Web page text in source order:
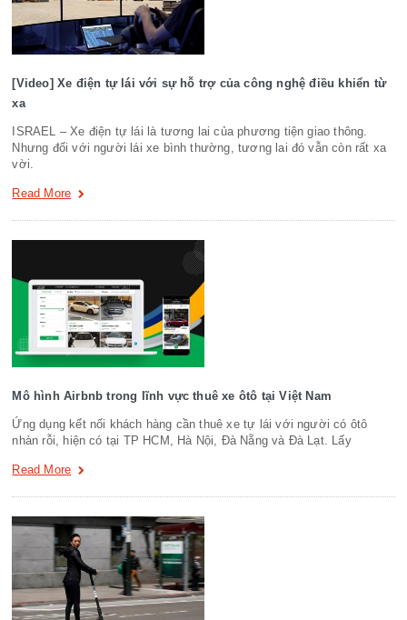
[Video] Xe điện tự lái với sự hỗ trợ của công nghệ điều khiển từ
xa
ISRAEL – Xe điện tự lái là tương lai của phương tiện giao thông.
Nhưng đối với người lái xe bình thường, tương lai đó vẫn còn rất xa
vời.
Read More
Mô hình Airbnb trong lĩnh vực thuê xe ôtô tại Việt Nam
Ứng dụng kết nối khách hàng cần thuê xe tự lái với người có ôtô
nhàn rỗi, hiện có tại TP HCM, Hà Nội, Đà Nẵng và Đà Lạt. Lấy
Read More